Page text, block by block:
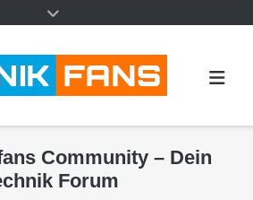
Community – Dein
Forum